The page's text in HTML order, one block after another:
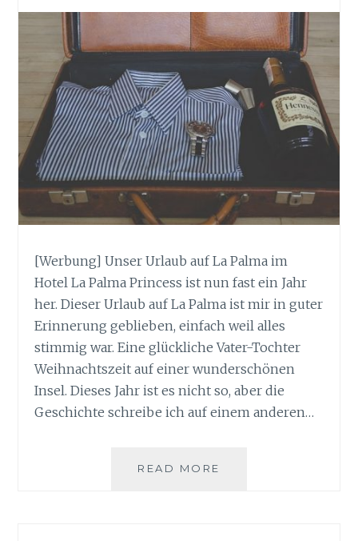
[Werbung] Unser Urlaub auf La Palma im
Hotel La Palma Princess ist nun fast ein Jahr
her. Dieser Urlaub auf La Palma ist mir in guter
Erinnerung geblieben, einfach weil alles
stimmig war. Eine glückliche Vater-Tochter
Weihnachtszeit auf einer wunderschönen
Insel. Dieses Jahr ist es nicht so, aber die
Geschichte schreibe ich auf einem anderen…
READ MORE